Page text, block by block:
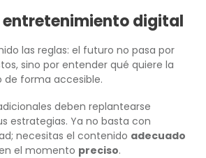
entretenimiento digital
las reglas: el futuro no pasa por
sino por entender qué quiere la
de forma accesible.
deben replantearse
estrategias. Ya no basta con
necesitas el contenido adecuado
el momento preciso.